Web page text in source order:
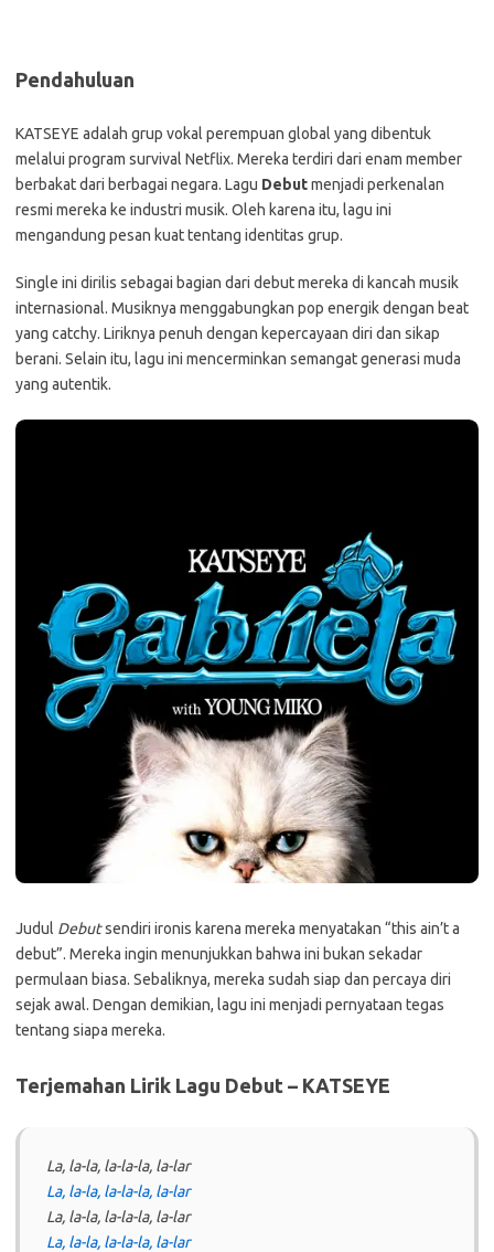
Pendahuluan
KATSEYE adalah grup vokal perempuan global yang dibentuk
melalui program survival Netflix. Mereka terdiri dari enam member
berbakat dari berbagai negara. Lagu Debutmenjadi perkenalan
resmi mereka ke industri musik. Oleh karena itu, lagu ini
mengandung pesan kuat tentang identitas grup.
Single ini dirilis sebagai bagian dari debut mereka di kancah musik
internasional. Musiknya menggabungkan pop energik dengan beat
yang catchy. Liriknya penuh dengan kepercayaan diri dan sikap
berani. Selain itu, lagu ini mencerminkan semangat generasi muda
yang autentik.
Judul Debutsendiri ironis karena mereka menyatakan “this ain’t a
debut”. Mereka ingin menunjukkan bahwa ini bukan sekadar
permulaan biasa. Sebaliknya, mereka sudah siap dan percaya diri
sejak awal. Dengan demikian, lagu ini menjadi pernyataan tegas
tentang siapa mereka.
Terjemahan Lirik Lagu Debut – KATSEYE
La, la-la, la-la-la, la-lar
La, la-la, la-la-la, la-lar
La, la-la, la-la-la, la-lar
La, la-la, la-la-la, la-lar